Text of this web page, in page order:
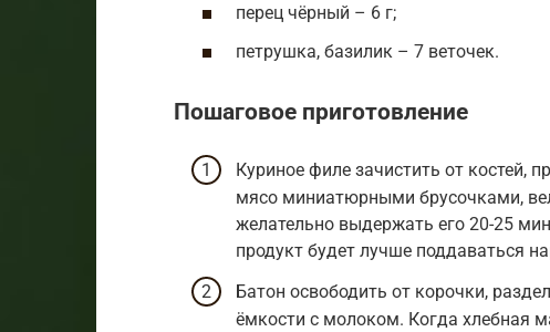
перец чёрный – 6 г;
петрушка, базилик – 7 веточек.
Пошаговое приготовление
Куриное филе зачистить от костей,
мясо миниатюрными брусочками,
желательно выдержать его 20-25
продукт будет лучше поддаваться
Батон освободить от корочки,
ёмкости с молоком. Когда хлебная